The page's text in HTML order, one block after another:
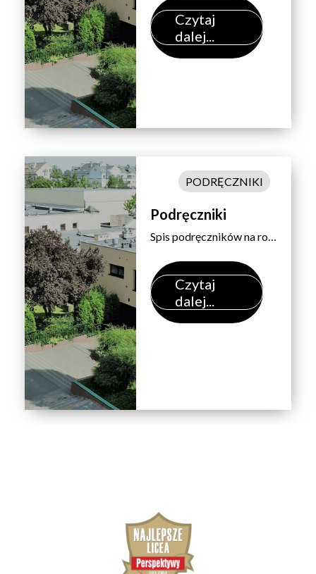
Czytaj
dalej...
PODRĘCZNIKI
Podręczniki
Spis podręczników na rok szkolny 2015/2016 – według przedmiotów. Spis podręczników na rok szkolny 2014/2015 – według przedmiotów. Spis podręczników na rok szkolny 2013/2014 – według przedmiotów. Uwaga:Zakup podręczników do języków obcych we wrześniu po sprawdzianach poziomujących – dotyczy uczniów wszystkich klas. Wyboru przedmiotu dokonujemy na dole arkusza.
Czytaj
dalej...